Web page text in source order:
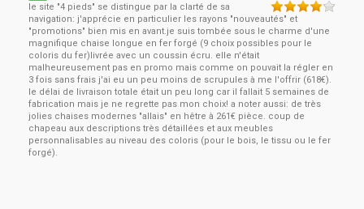
le site "4 pieds" se distingue par la clarté de sa
navigation: j'apprécie en particulier les rayons "nouveautés" et
"promotions" bien mis en avant.je suis tombée sous le charme d'une
magnifique chaise longue en fer forgé (9 choix possibles pour le
coloris du fer)livrée avec un coussin écru. elle n'était
malheureusement pas en promo mais comme on pouvait la régler en
3 fois sans frais j'ai eu un peu moins de scrupules à me l'offrir (618€).
le délai de livraison totale était un peu long car il fallait 5 semaines de
fabrication mais je ne regrette pas mon choix! a noter aussi: de très
jolies chaises modernes "allais" en hêtre à 261€ pièce. coup de
chapeau aux descriptions très détaillées et aux meubles
personnalisables au niveau des coloris (pour le bois, le tissu ou le fer
forgé).